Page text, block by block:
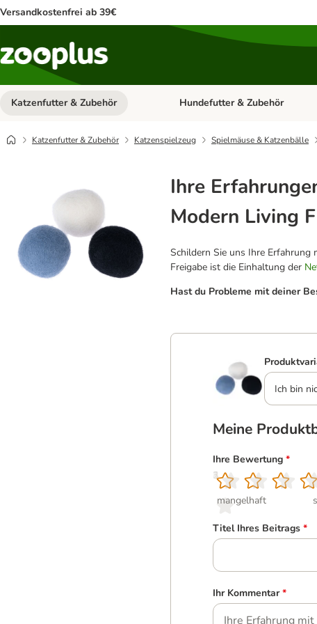
Versandkostenfrei ab 39€
Katzenfutter & Zubehör Kategorie-Menü öffnen:
Hundefutter & Zubehör
Katzenfutter & Zubehör Katzenspielzeug Spielmäuse & Katzenbälle
Ihre
Modern Living
Schildern Sie uns Ihre
Freigabe ist die Einhaltung der
Hast du Probleme mit deiner
Ich bin
Meine
Ihre Bewertung *
1
mangelhaft
2
3
4
5
Titel Ihres Beitrags *
Ihr Kommentar *